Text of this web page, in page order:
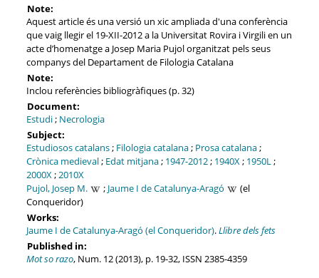
Note:
Aquest article és una versió un xic ampliada d'una conferència
que vaig llegir el 19-XII-2012 a la Universitat Rovira i Virgili en un
acte d’homenatge a Josep Maria Pujol organitzat pels seus
companys del Departament de Filologia Catalana
Note:
Inclou referències bibliogràfiques (p. 32)
Document:
Estudi; Necrologia
Subject:
Estudiosos catalans; Filologia catalana; Prosa catalana;
Crònica medieval; Edat mitjana; 1947-2012; 1940X; 1950L;
2000X;2010X
Pujol, Josep M.
; Jaume I de Catalunya-Aragó
(el
Conqueridor)
Works:
Jaume I de Catalunya-Aragó (el Conqueridor).Llibre dels fets
Published in:
Mot so razo, Num. 12 (2013), p. 19-32, ISSN 2385-4359